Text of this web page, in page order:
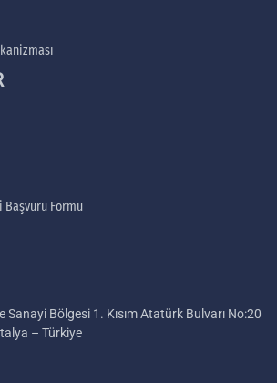
Başvuru Formu
Bölgesi 1. Kısım Atatürk Bulvarı No:20
– Türkiye